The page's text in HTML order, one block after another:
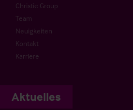
Christie Group
Team
Neuigkeiten
Kontakt
Karriere
Aktuelles